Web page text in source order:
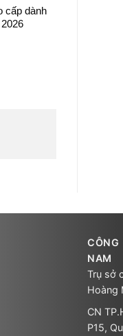
cấp dành
CÔNG
NAM
Trụ sở
Hoàng
CN
P15,